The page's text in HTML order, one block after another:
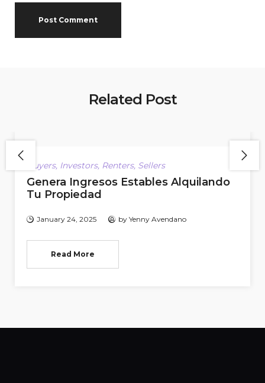
Related Post
Buyers, Investors, Renters, Sellers
Genera Ingresos Estables Alquilando
Tu Propiedad
January 24, 2025 by Yenny Avendano
Read More